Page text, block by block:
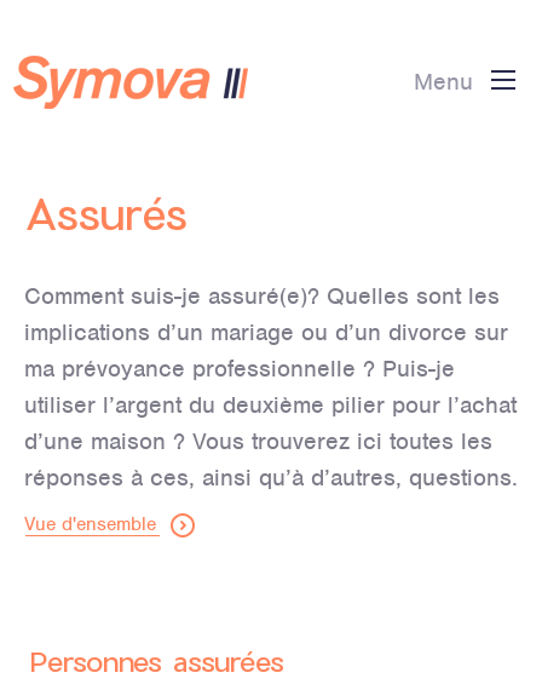
Menu
Assurés
Comment suis-je assuré(e)? Quelles sont les
implications d’un mariage ou d’un divorce sur
ma prévoyance professionnelle ? Puis-je
utiliser l’argent du deuxième pilier pour l’achat
d’une maison ? Vous trouverez ici toutes les
réponses à ces, ainsi qu’à d’autres, questions.
Vue d'ensemble
Personnes assurées